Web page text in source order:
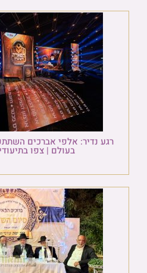
רגע נדיר: אלפי אברכים
בעולם | צפו